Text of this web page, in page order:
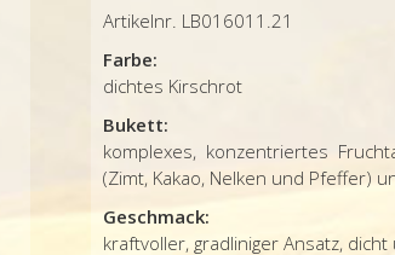
Artikelnr. LB016011.21
Farbe:
dichtes Kirschrot
Bukett:
komplexes, konzentriertes
(Zimt, Kakao, Nelken und Pfeffer)
Geschmack:
kraftvoller, gradliniger Ansatz,